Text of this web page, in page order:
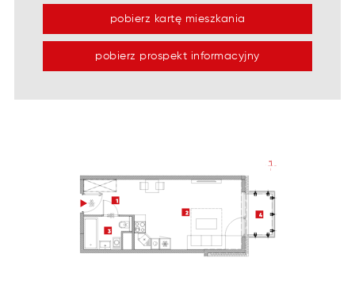
pobierz kartę mieszkania
pobierz prospekt informacyjny